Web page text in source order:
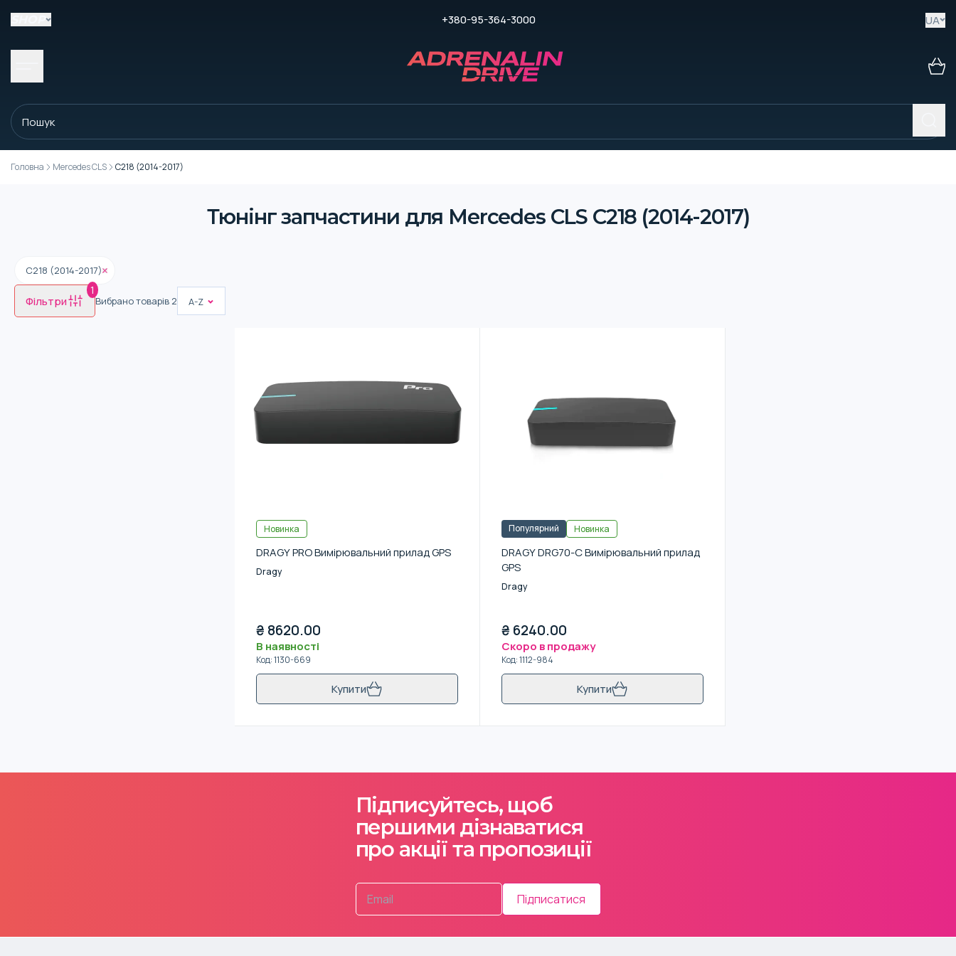
+380-95-364-3000 UA
Головна Mercedes CLS C218 (2014-2017)
Тюнінг запчастини для Mercedes CLS C218 (2014-2017)
C218 (2014-2017)
Фільтри
1
Вибрано товарів 2 A-Z
Новинка
DRAGY PRO Вимірювальний прилад GPS
Dragy
₴ 8620.00
В наявності
Код:1130-669
Купити
Популярний Новинка
DRAGY DRG70-C Вимірювальний прилад
GPS
Dragy
₴ 6240.00
Скоро в продажу
Код:1112-984
Купити
Підписуйтесь, щоб
першими дізнаватися
про акції та пропозиції
Підписатися